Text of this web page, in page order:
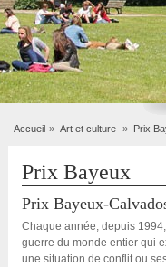
Accueil Art et culture Prix
Prix Bayeux
Prix Bayeux-
Chaque année, depuis
guerre du monde entier qui
une situation de conflit ou